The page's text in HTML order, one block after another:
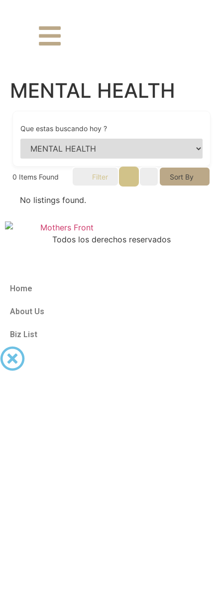
MENTAL HEALTH
Que estas buscando hoy ?
0 Items Found Filter Sort By
No listings found.
Todos los derechos reservados
Home
About Us
Biz List